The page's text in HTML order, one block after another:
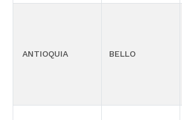
ANTIOQUIA BELLO